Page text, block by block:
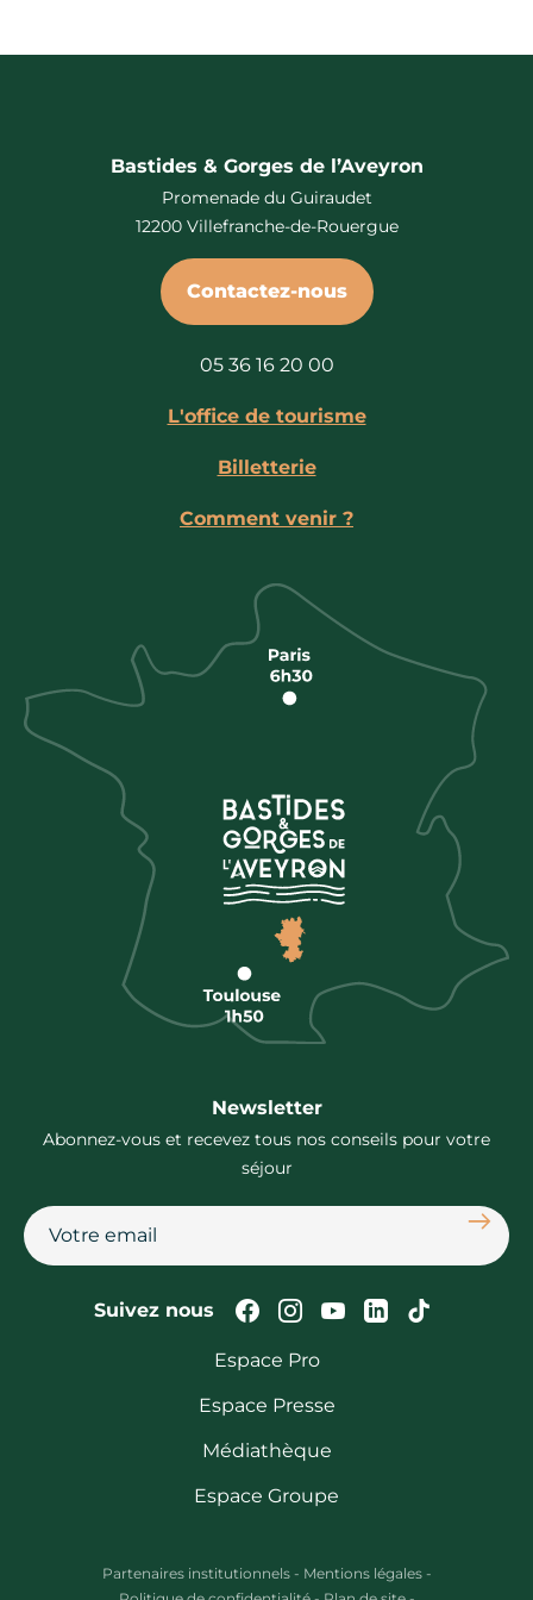
Bastides & Gorges de l’Aveyron
Promenade du Guiraudet
12200 Villefranche-de-Rouergue
Contactez-nous
05 36 16 20 00
L'office de tourisme
Billetterie
Comment venir ?
Newsletter
Abonnez-vous et recevez tous nos conseils pour votre
séjour
Suivez nous Suivez-nous sur
Suivez-nous sur
Suivez-nous
Suivez-Suivez-
Espace Pro
Espace Presse
Médiathèque
Espace Groupe
Partenaires institutionnels - Mentions légales -